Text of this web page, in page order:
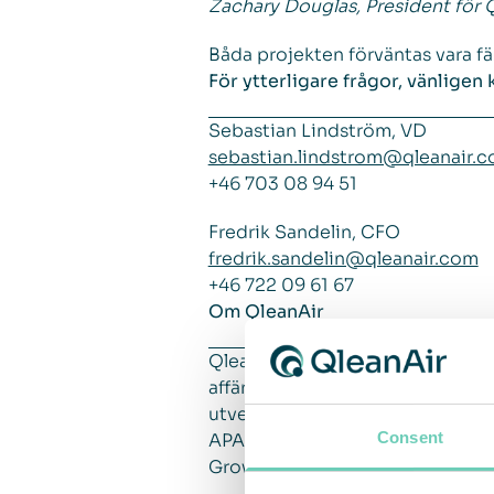
Consent
Zachary Douglas, President för
Båda projekten förväntas vara
För ytterligare frågor, vänligen
Sebastian Lindström, VD
+46 703 08 94 51
Fredrik Sandelin, CFO
fredrik.sandelin@qleanair.com
+46 722 09 61 67
Om QleanAir
QleanAir är en nischad
affärsmodell baseras på
utvecklade på filterteknologi
APAC och Americas. QleanAir
Growth Market med kortnamn